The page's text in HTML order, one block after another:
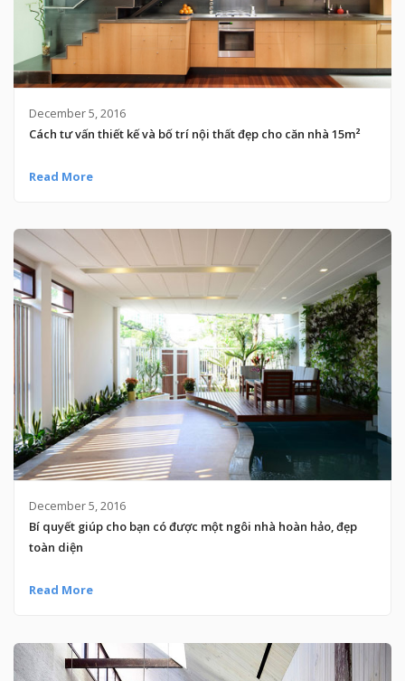
December 5, 2016
Cách tư vấn thiết kế và bố trí nội thất đẹp cho căn nhà 15m²
Read More
December 5, 2016
Bí quyết giúp cho bạn có được một ngôi nhà hoàn hảo, đẹp
toàn diện
Read More